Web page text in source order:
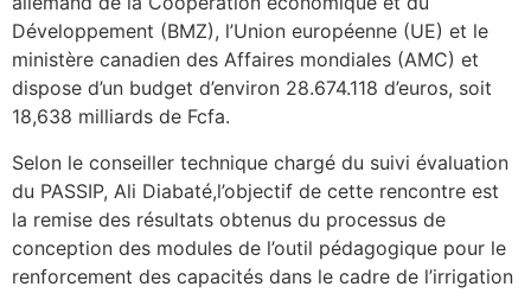
Développement (BMZ), l’Union européenne (UE) et le
ministère canadien des Affaires mondiales (AMC) et
dispose d’un budget d’environ 28.674.118 d’euros, soit
18,638 milliards de Fcfa.
Selon le conseiller technique chargé du suivi évaluation
du PASSIP, Ali Diabaté,l’objectif de cette rencontre est
la remise des résultats obtenus du processus de
conception des modules de l’outil pédagogique pour le
renforcement des capacités dans le cadre de l’irrigation